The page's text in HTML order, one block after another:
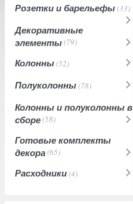
Розетки и барельефы(33)
Декоративные
элементы(79)
Колонны(52)
Полуколонны(78)
Колонны и полуколонны в
сборе(58)
Готовые комплекты
декора(65)
Расходники(4)